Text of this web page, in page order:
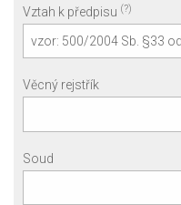
Vztah k předpisu (?)
Věcný rejstřík
Soud